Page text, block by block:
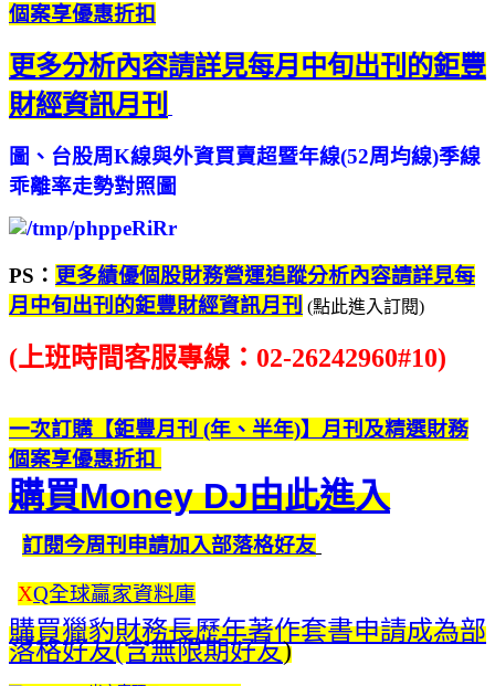
個案享優惠折扣
更多分析內容請詳見每月中旬出刊的鉅豐
財經資訊月刊
圖、台股周K線與外資買賣超暨年線(52周均線)季線
乖離率走勢對照圖
PS： 更多績優個股財務營運追蹤分析內容請詳見每
月中旬出刊的鉅豐財經資訊月刊 (點此進入訂閱)
(上班時間客服專線：02-26242960#10)
一次訂購【鉅豐月刊 (年、半年)】月刊及精選財務
個案享優惠折扣
購買Money DJ由此進入
訂閱今周刊申請加入部落格好友
XQ全球贏家資料庫
購買獵豹財務長歷年著作套書申請成為部
落格好友(含無限期好友)